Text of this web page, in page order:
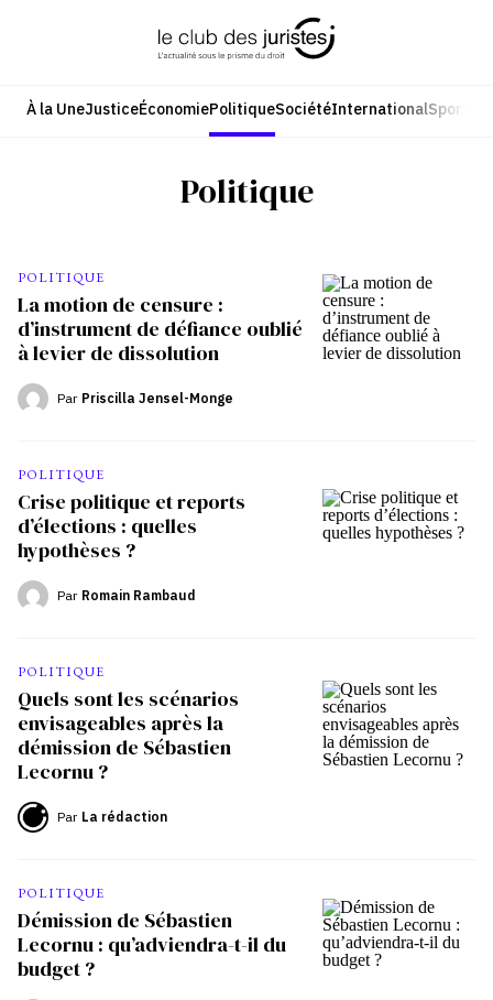
À la UneJusticeÉconomiePolitiqueSociétéInternationalSport
Politique
POLITIQUE
La motion de censure :
d’instrument de défiance oublié
à levier de dissolution
Par Priscilla Jensel-Monge
POLITIQUE
Crise politique et reports
d’élections : quelles
hypothèses ?
Par Romain Rambaud
POLITIQUE
Quels sont les scénarios
envisageables après la
démission de Sébastien
Lecornu ?
Par La rédaction
POLITIQUE
Démission de Sébastien
Lecornu : qu’adviendra-t-il du
budget ?